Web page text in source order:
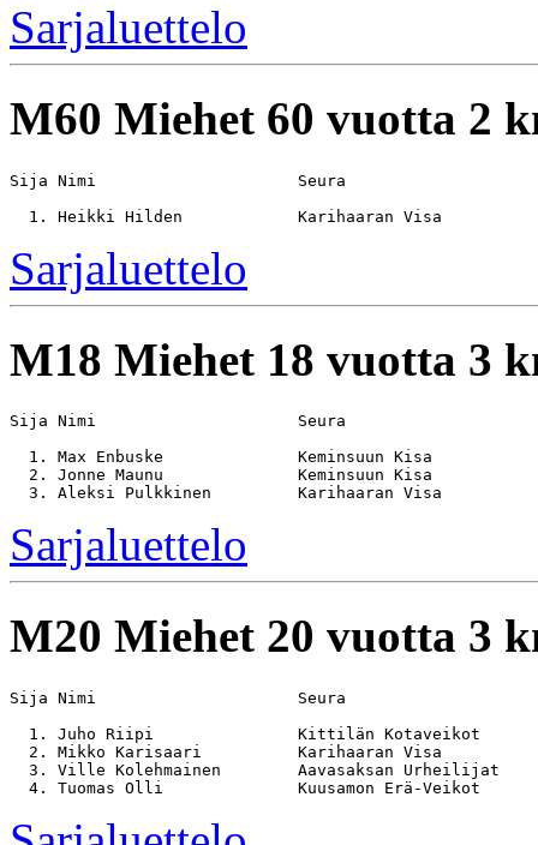
Sarjaluettelo
M60 Miehet 60 vuotta 2
Sija Nimi                     Seura
Sarjaluettelo
M18 Miehet 18 vuotta 3
Sija Nimi                     Seura
1. Max Enbuske              Keminsuun Kisa
2. Jonne Maunu              Keminsuun Kisa
Sarjaluettelo
M20 Miehet 20 vuotta 3
Sija Nimi                     Seura
1. Juho Riipi               Kittilän Kotaveikot
2. Mikko Karisaari          Karihaaran Visa
3. Ville Kolehmainen        Aavasaksan Urheilijat